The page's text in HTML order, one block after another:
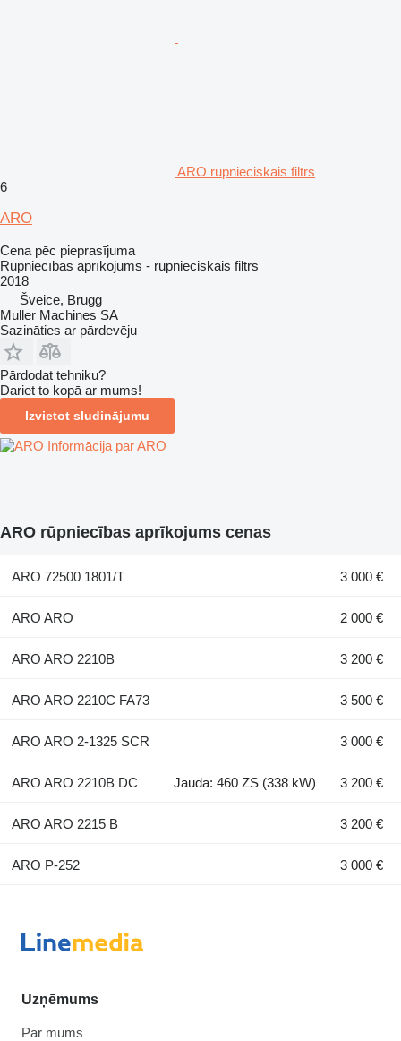
ARO rūpnieciskais filtrs
6
ARO
Cena pēc pieprasījuma
Rūpniecības aprīkojums - rūpnieciskais filtrs
2018
Šveice, Brugg
Muller Machines SA
Sazināties ar pārdevēju
Pārdodat tehniku?
Dariet to kopā ar mums!
Izvietot sludinājumu
Informācija par ARO
ARO rūpniecības aprīkojums cenas
ARO 72500 1801/T 3 000 €
ARO ARO 2 000 €
ARO ARO 2210B 3 200 €
ARO ARO 2210C FA73 3 500 €
ARO ARO 2-1325 SCR 3 000 €
ARO ARO 2210B DC Jauda: 460 ZS (338 kW) 3 200 €
ARO ARO 2215 B 3 200 €
ARO P-252 3 000 €
Uzņēmums
Par mums